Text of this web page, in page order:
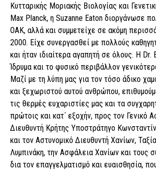
Κυτταρικής Μοριακής Βιολογίας και
Max Planck, η Suzanne Eaton διοργάνωσε
ΟΑΚ, αλλά και συμμετείχε σε ακόμη
2000. Είχε συνεργασθεί με πολλούς
και ήταν ιδιαίτερα αγαπητή σε όλους. Η
Ίδρυμα και το φυσικό περιβάλλον
Μαζί με τη λύπη μας για τον τόσο άδικο
και ξεχωριστού αυτού ανθρώπου,
τις θερμές ευχαριστίες μας και τα
πρώτοις και κατ΄ εξοχήν, προς τον Γενικό
Διευθυντή Κρήτης Υποστράτηγο
και τον Αστυνομικό Διευθυντή Χανίων,
Λυμπινάκη, την Ασφάλεια Χανίων και τους
δια τον επαγγελματισμό και ευαισθησία,